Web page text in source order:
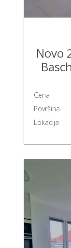
Novo
Cena
Površina
Lokacija